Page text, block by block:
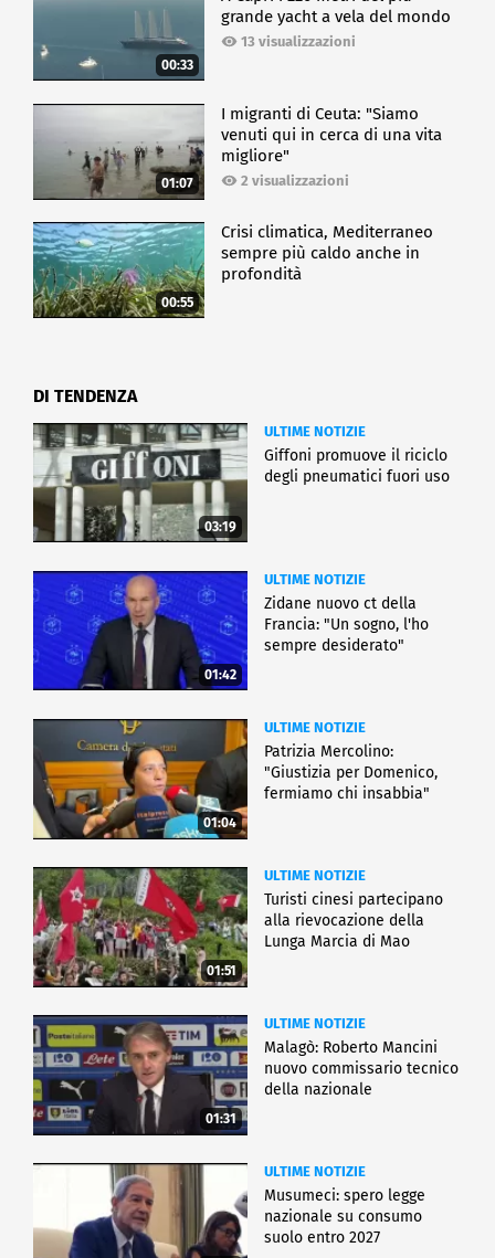
00:33
grande yacht a vela del mondo
13 visualizzazioni
01:07
I migranti di Ceuta: "Siamo
venuti qui in cerca di una vita
migliore"
2 visualizzazioni
00:55
Crisi climatica, Mediterraneo
sempre più caldo anche in
profondità
DI TENDENZA
03:19
ULTIME NOTIZIE
Giffoni promuove il riciclo
degli pneumatici fuori uso
01:42
ULTIME NOTIZIE
Zidane nuovo ct della
Francia: "Un sogno, l'ho
sempre desiderato"
01:04
ULTIME NOTIZIE
Patrizia Mercolino:
"Giustizia per Domenico,
fermiamo chi insabbia"
01:51
ULTIME NOTIZIE
Turisti cinesi partecipano
alla rievocazione della
Lunga Marcia di Mao
01:31
ULTIME NOTIZIE
Malagò: Roberto Mancini
nuovo commissario tecnico
della nazionale
ULTIME NOTIZIE
Musumeci: spero legge
nazionale su consumo
suolo entro 2027